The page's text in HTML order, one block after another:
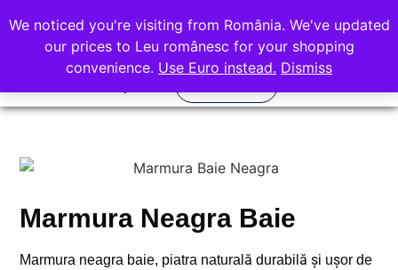
office@rocasdecor.ro
+40 736 388 206
Marmura Neagra Baie
Marmura neagra baie, piatra naturală durabilă și ușor de
We noticed you're visiting from România. We've updated
our prices to Leu românesc for your shopping
convenience. Use Euro instead. Dismiss